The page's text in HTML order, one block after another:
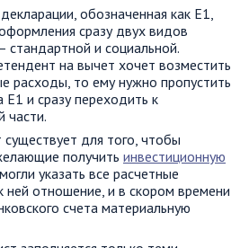
обозначенная как Е1,
сразу двух видов
стандартной и социальной.
на вычет хочет возместить
расходы, то ему нужно пропустить
Е1 и сразу переходить к
части.
существует для того, чтобы
получить инвестиционную
указать все расчетные
отношение, и в скором времени
счета материальную